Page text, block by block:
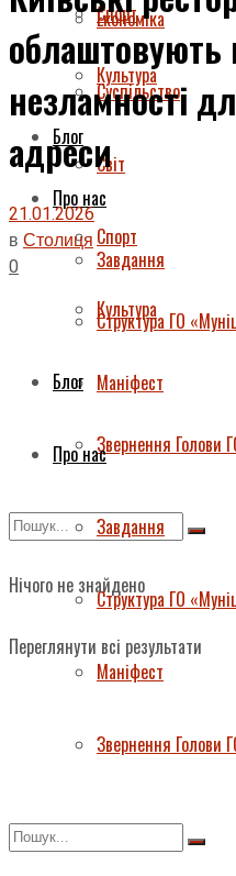
Спорт
Культура
Блог
Про нас
Завдання
Структура ГО
Маніфест
Звернення Голови
Нічого не знайдено
Переглянути всі результати
Економіка
Суспільство
Світ
Спорт
Культура
Блог
Про нас
Завдання
Структура ГО
Маніфест
Звернення Голови
облаштовують
незламності
адреси
21.01.2026
в Столиця
0